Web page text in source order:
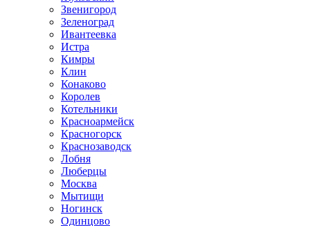
Звенигород
Зеленоград
Ивантеевка
Истра
Кимры
Клин
Конаково
Королев
Котельники
Красноармейск
Красногорск
Краснозаводск
Лобня
Люберцы
Москва
Мытищи
Ногинск
Одинцово